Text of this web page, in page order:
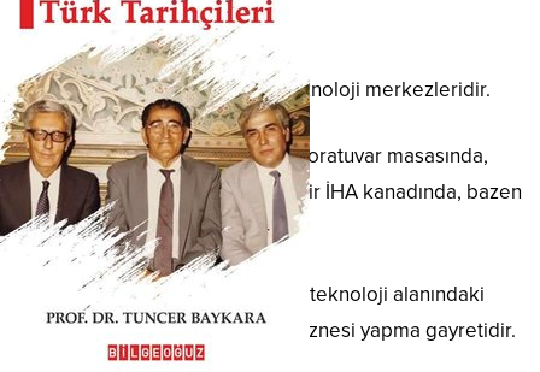
eklenmiştir.
Günümüzde karargâhlar, artık teknoloji merkezleridir.
Savaşın bir cephesi bazen bir laboratuvar masasında,
bazen milli bir yazılımda, bazen bir İHA kanadında, bazen
bir yarış aracının motorundadır.
Bunun içindir ki Ülkü Ocakları’nın teknoloji alanındaki
hamleleri, Türk gençliğini çağın öznesi yapma gayretidir.